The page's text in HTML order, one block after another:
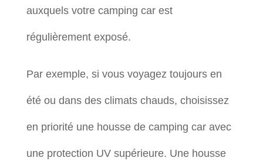
auxquels votre camping car est
régulièrement exposé.
Par exemple, si vous voyagez toujours en
été ou dans des climats chauds, choisissez
en priorité une housse de camping car avec
une protection UV supérieure. Une housse